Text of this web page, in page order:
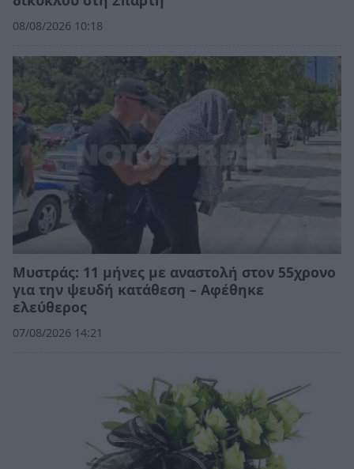
08/08/2026 10:18
Μυστράς: 11 μήνες με αναστολή στον 55χρονο
για την ψευδή κατάθεση – Αφέθηκε
ελεύθερος
07/08/2026 14:21